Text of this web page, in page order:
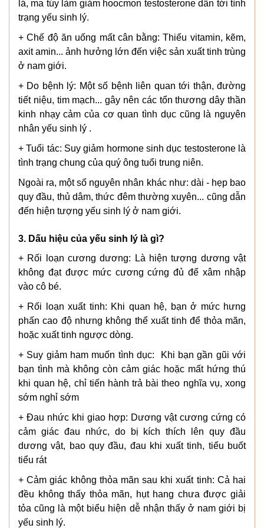
lá, ma túy làm giảm hoocmon testosterone dẫn tới tình
trạng yếu sinh lý.
+ Chế độ ăn uống mất cân bằng: Thiếu vitamin, kẽm,
axit amin... ảnh hưởng lớn đến việc sản xuất tinh trùng
ở nam giới.
+ Do bệnh lý: Một số bệnh liên quan tới thận, đường
tiết niệu, tim mạch... gây nên các tổn thương dây thần
kinh nhạy cảm của cơ quan tình dục cũng là nguyên
nhân yếu sinh lý .
+ Tuổi tác: Suy giảm hormone sinh dục testosterone là
tình trạng chung của quý ông tuổi trung niên.
Ngoài ra, một số nguyên nhân khác như: dài - hẹp bao
quy đầu, thủ dâm, thức đêm thường xuyên... cũng dẫn
đến hiện tượng yếu sinh lý ở nam giới.
3. Dấu hiệu của yếu sinh lý là gì?
+ Rối loạn cương dương: Là hiện tượng dương vật
không đạt được mức cương cứng đủ để xâm nhập
vào cô bé.
+ Rối loạn xuất tinh: Khi quan hệ, bạn ở mức hưng
phấn cao độ nhưng không thể xuất tinh để thỏa mãn,
hoặc xuất tinh ngược dòng.
+ Suy giảm ham muốn tình dục: Khi bạn gần gũi với
bạn tình mà không còn cảm giác hoặc mất hứng thú
khi quan hệ, chỉ tiến hành trả bài theo nghĩa vụ, xong
sớm nghỉ sớm
+ Đau nhức khi giao hợp: Dương vật cương cứng có
cảm giác đau nhức, do bị kích thích lên quy đầu
dương vật, bao quy đầu, đau khi xuất tinh, tiểu buốt
tiểu rát
+ Cảm giác không thỏa mãn sau khi xuất tinh: Cả hai
đều không thấy thỏa mãn, hụt hang chưa được giải
tỏa cũng là một biểu hiện dễ nhận thấy ở nam giới bị
yếu sinh lý.